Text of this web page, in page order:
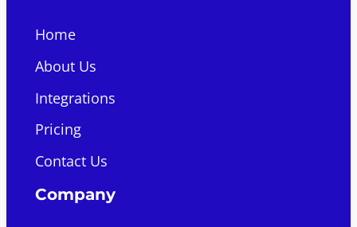
Home
About Us
Integrations
Pricing
Contact Us
Company